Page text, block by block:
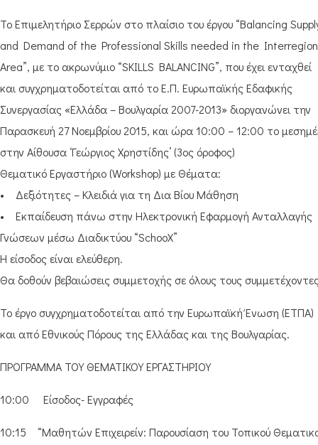
Το Επιμελητήριο Σερρών στο πλαίσιο του έργου “Balancing
and Demand of the Professional Skills needed in the
Area”, με το ακρωνύμιο “SKILLS BALANCING”, που έχει ενταχθεί
και συγχρηματοδοτείται από το Ε.Π. Ευρωπαϊκής Εδαφικής
Συνεργασίας «Ελλάδα – Βουλγαρία 2007-2013» διοργανώνει την
Παρασκευή 27 Νοεμβρίου 2015, και ώρα 10:00 – 12:00 το
στην Αίθουσα ‘Γεώργιος Χρηστίδης’ (3ος όροφος)
Θεματικό Εργαστήριο (Workshop) με Θέματα:
• Δεξιότητες – Κλειδιά για τη Δια Βίου Μάθηση
• Εκπαίδευση πάνω στην Ηλεκτρονική Εφαρμογή Ανταλλαγής
Γνώσεων μέσω Διαδικτύου “SchooX”
Η είσοδος είναι ελεύθερη.
Θα δοθούν βεβαιώσεις συμμετοχής σε όλους τους
Το έργο συγχρηματοδοτείται από την Ευρωπαϊκή Ένωση (ΕΤΠΑ)
και από Εθνικούς Πόρους της Ελλάδας και της Βουλγαρίας.
ΠΡΟΓΡΑΜΜΑ ΤΟΥ ΘΕΜΑΤΙΚΟΥ ΕΡΓΑΣΤΗΡΙΟΥ
10:00 Είσοδος- Εγγραφές
10:15 “Μαθητών Επιχειρείν: Παρουσίαση του Τοπικού